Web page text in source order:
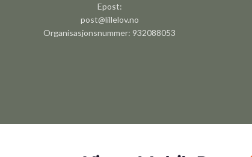
Epost:
post@lillelov.no
Organisasjonsnummer: 932088053